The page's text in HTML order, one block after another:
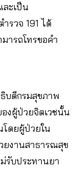
ละเป็น
รวจ 191 ได้
ารถโทรขอคำ
บดีกรมสุขภาพ
งผู้ป่วยจิตเวชนั้น
โดยผู้ป่วยใน
ยงานสาธารณสุข
รับประทานยา